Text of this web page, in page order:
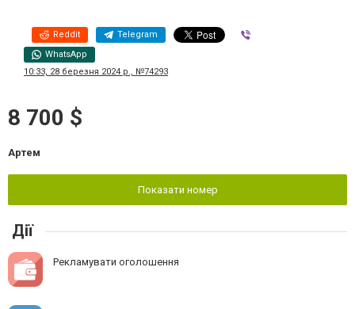
Reddit Telegram
WhatsApp
10:33, 28 березня 2024 р., №74293
8 700 $
Артем
Показати номер
Дії
Рекламувати оголошення